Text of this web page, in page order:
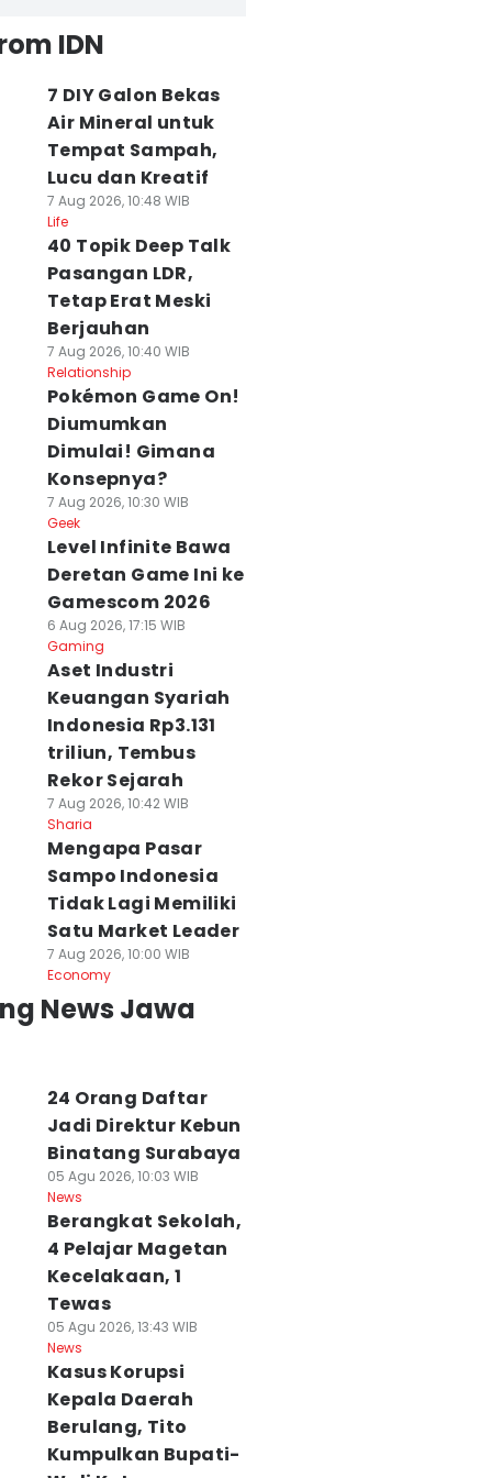
IDN
7 DIY Galon Bekas
Air Mineral untuk
Tempat Sampah,
Lucu dan Kreatif
7 Aug 2026, 10:48 WIB
Life
40 Topik Deep Talk
Pasangan LDR,
Tetap Erat Meski
Berjauhan
7 Aug 2026, 10:40 WIB
Relationship
Pokémon Game On!
Diumumkan
Dimulai! Gimana
Konsepnya?
7 Aug 2026, 10:30 WIB
Geek
Level Infinite Bawa
Deretan Game Ini ke
Gamescom 2026
6 Aug 2026, 17:15 WIB
Gaming
Aset Industri
Keuangan Syariah
Indonesia Rp3.131
triliun, Tembus
Rekor Sejarah
7 Aug 2026, 10:42 WIB
Sharia
Mengapa Pasar
Sampo Indonesia
Tidak Lagi Memiliki
Satu Market Leader
7 Aug 2026, 10:00 WIB
Economy
News Jawa
24 Orang Daftar
Jadi Direktur Kebun
Binatang Surabaya
05 Agu 2026, 10:03 WIB
News
Berangkat Sekolah,
4 Pelajar Magetan
Kecelakaan, 1
Tewas
05 Agu 2026, 13:43 WIB
News
Kasus Korupsi
Kepala Daerah
Berulang, Tito
Kumpulkan Bupati-